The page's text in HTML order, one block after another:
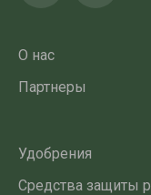
О нас
Партнеры
Удобрения
Средства защиты